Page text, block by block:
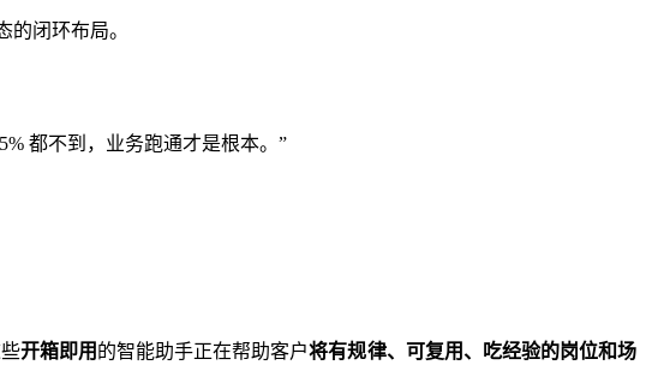
的闭环布局。
都不到，业务跑通才是根本。”
开箱即用 的智能助手正在帮助客户将有规律、可复用、吃经验的岗位和场